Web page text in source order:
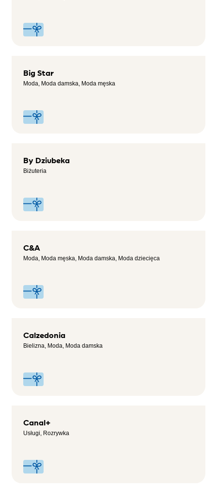
Big Star
Moda, Moda damska, Moda męska
By Dziubeka
Biżuteria
C&A
Moda, Moda męska, Moda damska, Moda dziecięca
Calzedonia
Bielizna, Moda, Moda damska
Canal+
Usługi, Rozrywka